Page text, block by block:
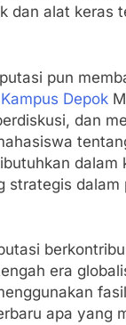
dan alat keras
pun
Kampus Depok
dan
strategis
era
apa yang